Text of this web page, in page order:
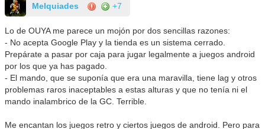
Melquiades +7
Lo de OUYA me parece un mojón por dos sencillas razones:
- No acepta Google Play y la tienda es un sistema cerrado.
Prepárate a pasar por caja para jugar legalmente a juegos android
por los que ya has pagado.
- El mando, que se suponía que era una maravilla, tiene lag y otros
problemas raros inaceptables a estas alturas y que no tenía ni el
mando inalambrico de la GC. Terrible.
Me encantan los juegos retro y ciertos juegos de android. Pero para